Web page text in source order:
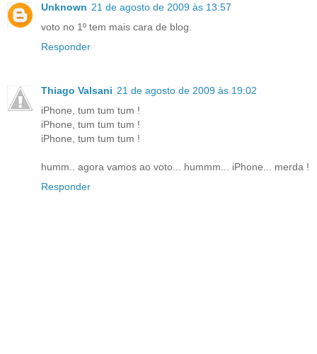
Unknown 21 de agosto de 2009 às 13:57
voto no 1º tem mais cara de blog.
Responder
Thiago Valsani 21 de agosto de 2009 às 19:02
iPhone, tum tum tum !
iPhone, tum tum tum !
iPhone, tum tum tum !
humm.. agora vamos ao voto... hummm... iPhone... merda !
Responder